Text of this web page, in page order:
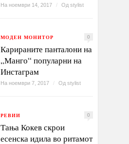
На ноември 14, 2017 / Од stylist
МОДЕН МОНИТОР 0
Карираните панталони на
„Манго“ популарни на
Инстаграм
На ноември 7, 2017 / Од stylist
РЕВИИ 0
Тања Кокев скрои
есенска идила во ритамот